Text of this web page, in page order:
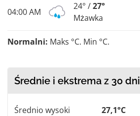
04:00 AM
24° /27°
Mżawka
Normalni: Maks °C. Min °C.
Średnie i ekstrema z 30 dni
Średnio wysoki
27,1°C